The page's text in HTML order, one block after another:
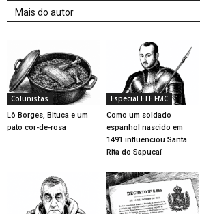
Mais do autor
Colunistas
Lô Borges, Bituca e um
pato cor-de-rosa
Especial ETE FMC
Como um soldado
espanhol nascido em
1491 influenciou Santa
Rita do Sapucaí